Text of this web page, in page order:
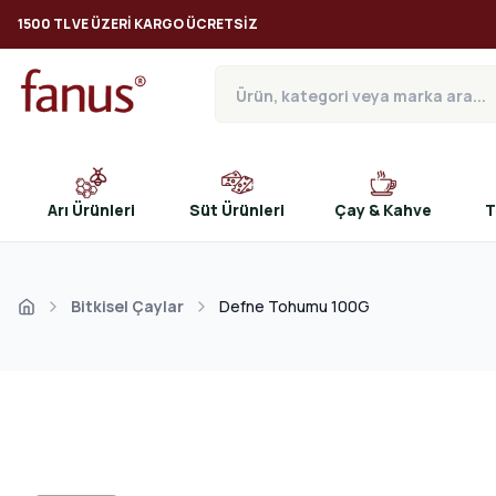
1500 TL VE ÜZERI KARGO ÜCRETSIZ
Arı Ürünleri Süt Ürünleri Çay & Kahve
Bitkisel Çaylar Defne Tohumu 100G